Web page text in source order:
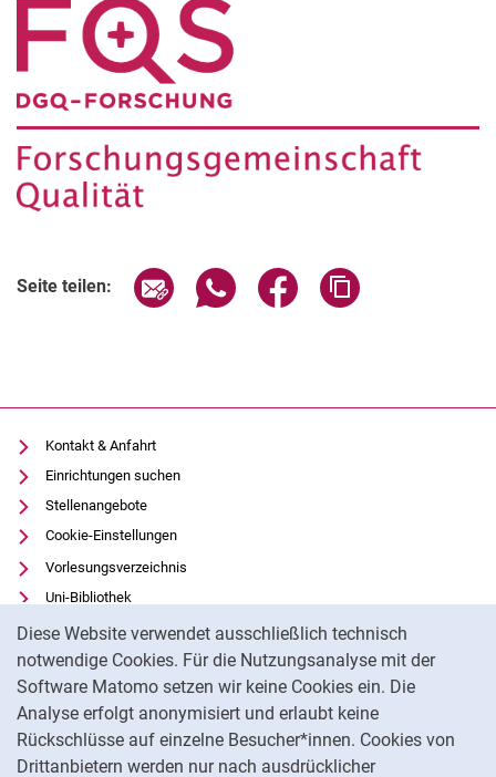
Diese Website verwendet ausschließlich technisch
notwendige Cookies. Für die Nutzungsanalyse mit der
Software Matomo setzen wir keine Cookies ein. Die
Analyse erfolgt anonymisiert und erlaubt keine
Rückschlüsse auf einzelne Besucher*innen. Cookies von
Drittanbietern werden nur nach ausdrücklicher
Seite teilen: Seite über E-Mail teilen
Seite über WhatsApp teilen
Seite über Facebook
Kontakt & Anfahrt
Einrichtungen suchen
Stellenangebote
Cookie-Einstellungen
Vorlesungsverzeichnis
Uni-Bibliothek
Moodle
Panopto
Datenschutz
Barrierefreiheit
Transparenter KI-Einsatz